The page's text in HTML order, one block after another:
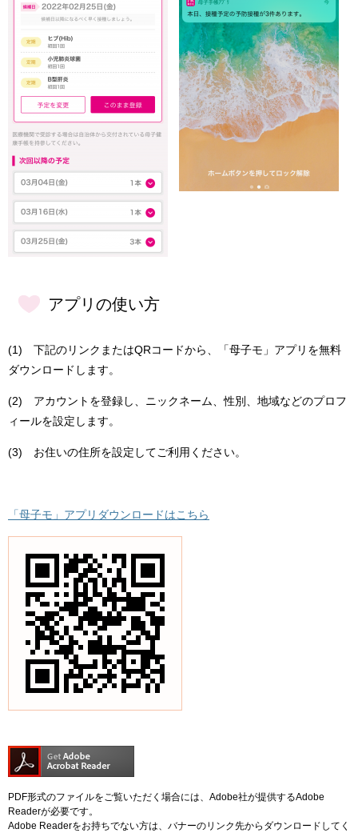
アプリの使い方
(1) 下記のリンクまたはQRコードから、「母子モ」アプリを無料
ダウンロードします。
(2) アカウントを登録し、ニックネーム、性別、地域などのプロフ
ィールを設定します。
(3) お住いの住所を設定してご利用ください。
「母子モ」アプリダウンロードはこちら
PDF形式のファイルをご覧いただく場合には、Adobe社が提供するAdobe
Readerが必要です。
Adobe Readerをお持ちでない方は、バナーのリンク先からダウンロードしてく